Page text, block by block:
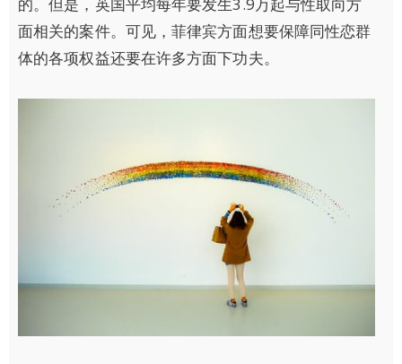
的。但是，英国平均每年要发生3.9万起与性取向方
面相关的案件。可见，菲律宾方面想要保障同性恋群
体的各项权益还要在许多方面下功夫。